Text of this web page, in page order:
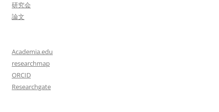
研究会
論文
Academia.edu
researchmap
ORCID
Researchgate